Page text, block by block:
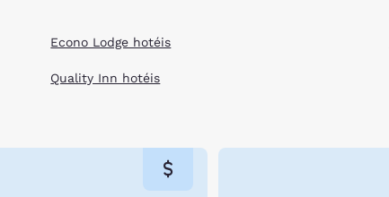
Econo Lodge hotéis
Quality Inn hotéis